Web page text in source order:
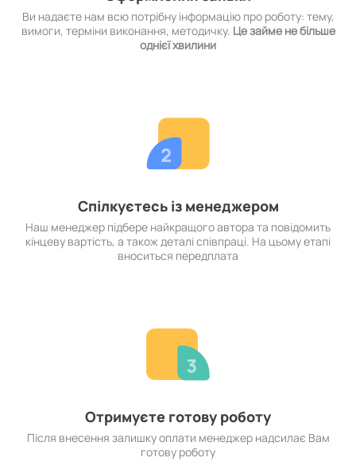
Ви надаєте нам всю потрібну інформацію про роботу: тему,
вимоги, терміни виконання, методичку. Це займе не більше
однієї хвилини
Спілкуєтесь із менеджером
Наш менеджер підбере найкращого автора та повідомить
кінцеву вартість, а також деталі співпраці. На цьому етапі
вноситься передплата
Отримуєте готову роботу
Після внесення залишку оплати менеджер надсилає Вам
готову роботу